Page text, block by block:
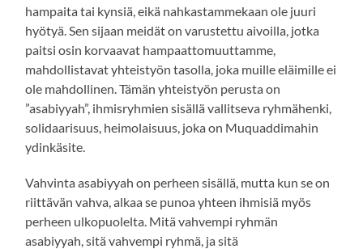
hampaita tai kynsiä, eikä nahkastammekaan ole juuri
hyötyä. Sen sijaan meidät on varustettu aivoilla, jotka
paitsi osin korvaavat hampaattomuuttamme,
mahdollistavat yhteistyön tasolla, joka muille eläimille ei
ole mahdollinen. Tämän yhteistyön perusta on
”asabiyyah”, ihmisryhmien sisällä vallitseva ryhmähenki,
solidaarisuus, heimolaisuus, joka on Muquaddimahin
ydinkäsite.
Vahvinta asabiyyah on perheen sisällä, mutta kun se on
riittävän vahva, alkaa se punoa yhteen ihmisiä myös
perheen ulkopuolelta. Mitä vahvempi ryhmän
asabiyyah, sitä vahvempi ryhmä, ja sitä